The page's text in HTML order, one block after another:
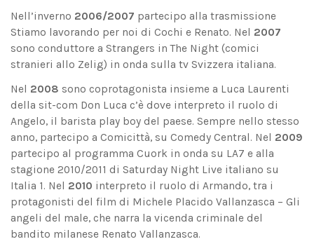
Nell’inverno 2006/2007 partecipo alla trasmissione
Stiamo lavorando per noi di Cochi e Renato. Nel 2007
sono conduttore a Strangers in The Night (comici
stranieri allo Zelig) in onda sulla tv Svizzera italiana.
Nel 2008 sono coprotagonista insieme a Luca Laurenti
della sit-com Don Luca c’è dove interpreto il ruolo di
Angelo, il barista play boy del paese. Sempre nello stesso
anno, partecipo a Comicittà, su Comedy Central. Nel 2009
partecipo al programma Cuork in onda su LA7 e alla
stagione 2010/2011 di Saturday Night Live italiano su
Italia 1. Nel 2010 interpreto il ruolo di Armando, tra i
protagonisti del film di Michele Placido Vallanzasca – Gli
angeli del male, che narra la vicenda criminale del
bandito milanese Renato Vallanzasca.